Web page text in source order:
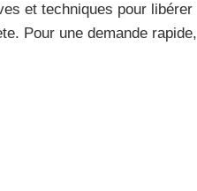
et techniques pour libérer
Pour une demande rapide,